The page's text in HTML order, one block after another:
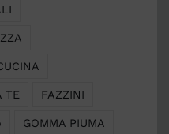
TE FAZZINI
GOMMA PIUMA